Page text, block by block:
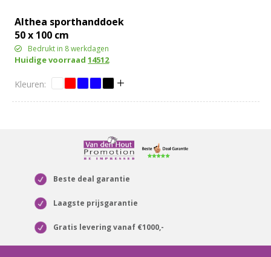
Althea sporthanddoek
50 x 100 cm
Bedrukt in 8 werkdagen
Huidige voorraad14512
Beste deal garantie
Laagste prijsgarantie
Gratis levering vanaf €1000,-